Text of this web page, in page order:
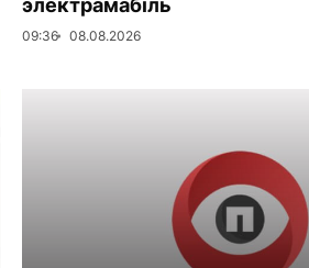
электрамабіль
09:36 08.08.2026